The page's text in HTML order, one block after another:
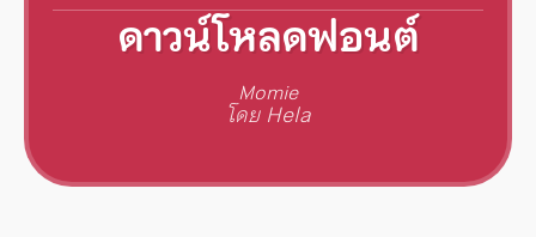
ดาวน์โหลดฟอนต์
Momie
โดย Hela